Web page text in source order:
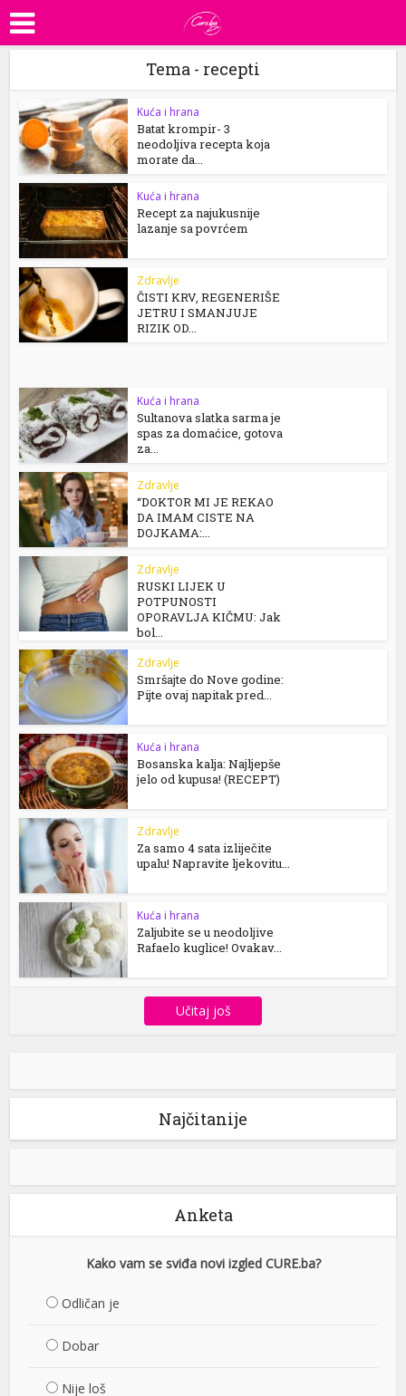
Tema - recepti
Kuća i hrana
Batat krompir- 3
neodoljiva recepta koja
morate da...
Kuća i hrana
Recept za najukusnije
lazanje sa povrćem
Zdravlje
ČISTI KRV, REGENERIŠE
JETRU I SMANJUJE
RIZIK OD...
Kuća i hrana
Sultanova slatka sarma je
spas za domaćice, gotova
za...
Zdravlje
“DOKTOR MI JE REKAO
DA IMAM CISTE NA
DOJKAMA:...
Zdravlje
RUSKI LIJEK U
POTPUNOSTI
OPORAVLJA KIČMU: Jak
bol...
Zdravlje
Smršajte do Nove godine:
Pijte ovaj napitak pred...
Kuća i hrana
Bosanska kalja: Najljepše
jelo od kupusa! (RECEPT)
Zdravlje
Za samo 4 sata izliječite
upalu! Napravite ljekovitu...
Kuća i hrana
Zaljubite se u neodoljive
Rafaelo kuglice! Ovakav...
Učitaj još
Najčitanije
Anketa
Kako vam se sviđa novi izgled CURE.ba?
Odličan je
Dobar
Nije loš